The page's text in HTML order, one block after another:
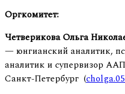
Оргкомитет:
Четверикова Ольга
— юнгианский аналитик,
аналитик и супервизор
Санкт-Петербург (